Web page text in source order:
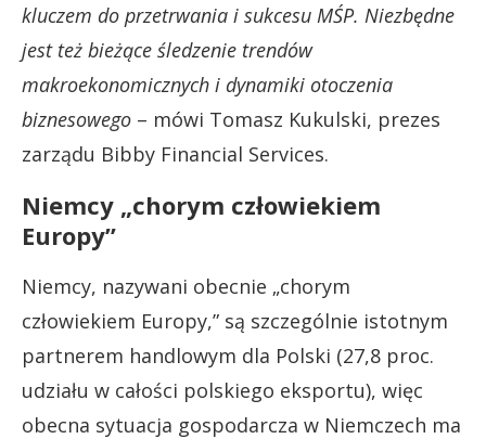
kluczem do przetrwania i sukcesu MŚP. Niezbędne
jest też bieżące śledzenie trendów
makroekonomicznych i dynamiki otoczenia
biznesowego – mówi Tomasz Kukulski, prezes
zarządu Bibby Financial Services.
Niemcy „chorym człowiekiem
Europy”
Niemcy, nazywani obecnie „chorym
człowiekiem Europy,” są szczególnie istotnym
partnerem handlowym dla Polski (27,8 proc.
udziału w całości polskiego eksportu), więc
obecna sytuacja gospodarcza w Niemczech ma